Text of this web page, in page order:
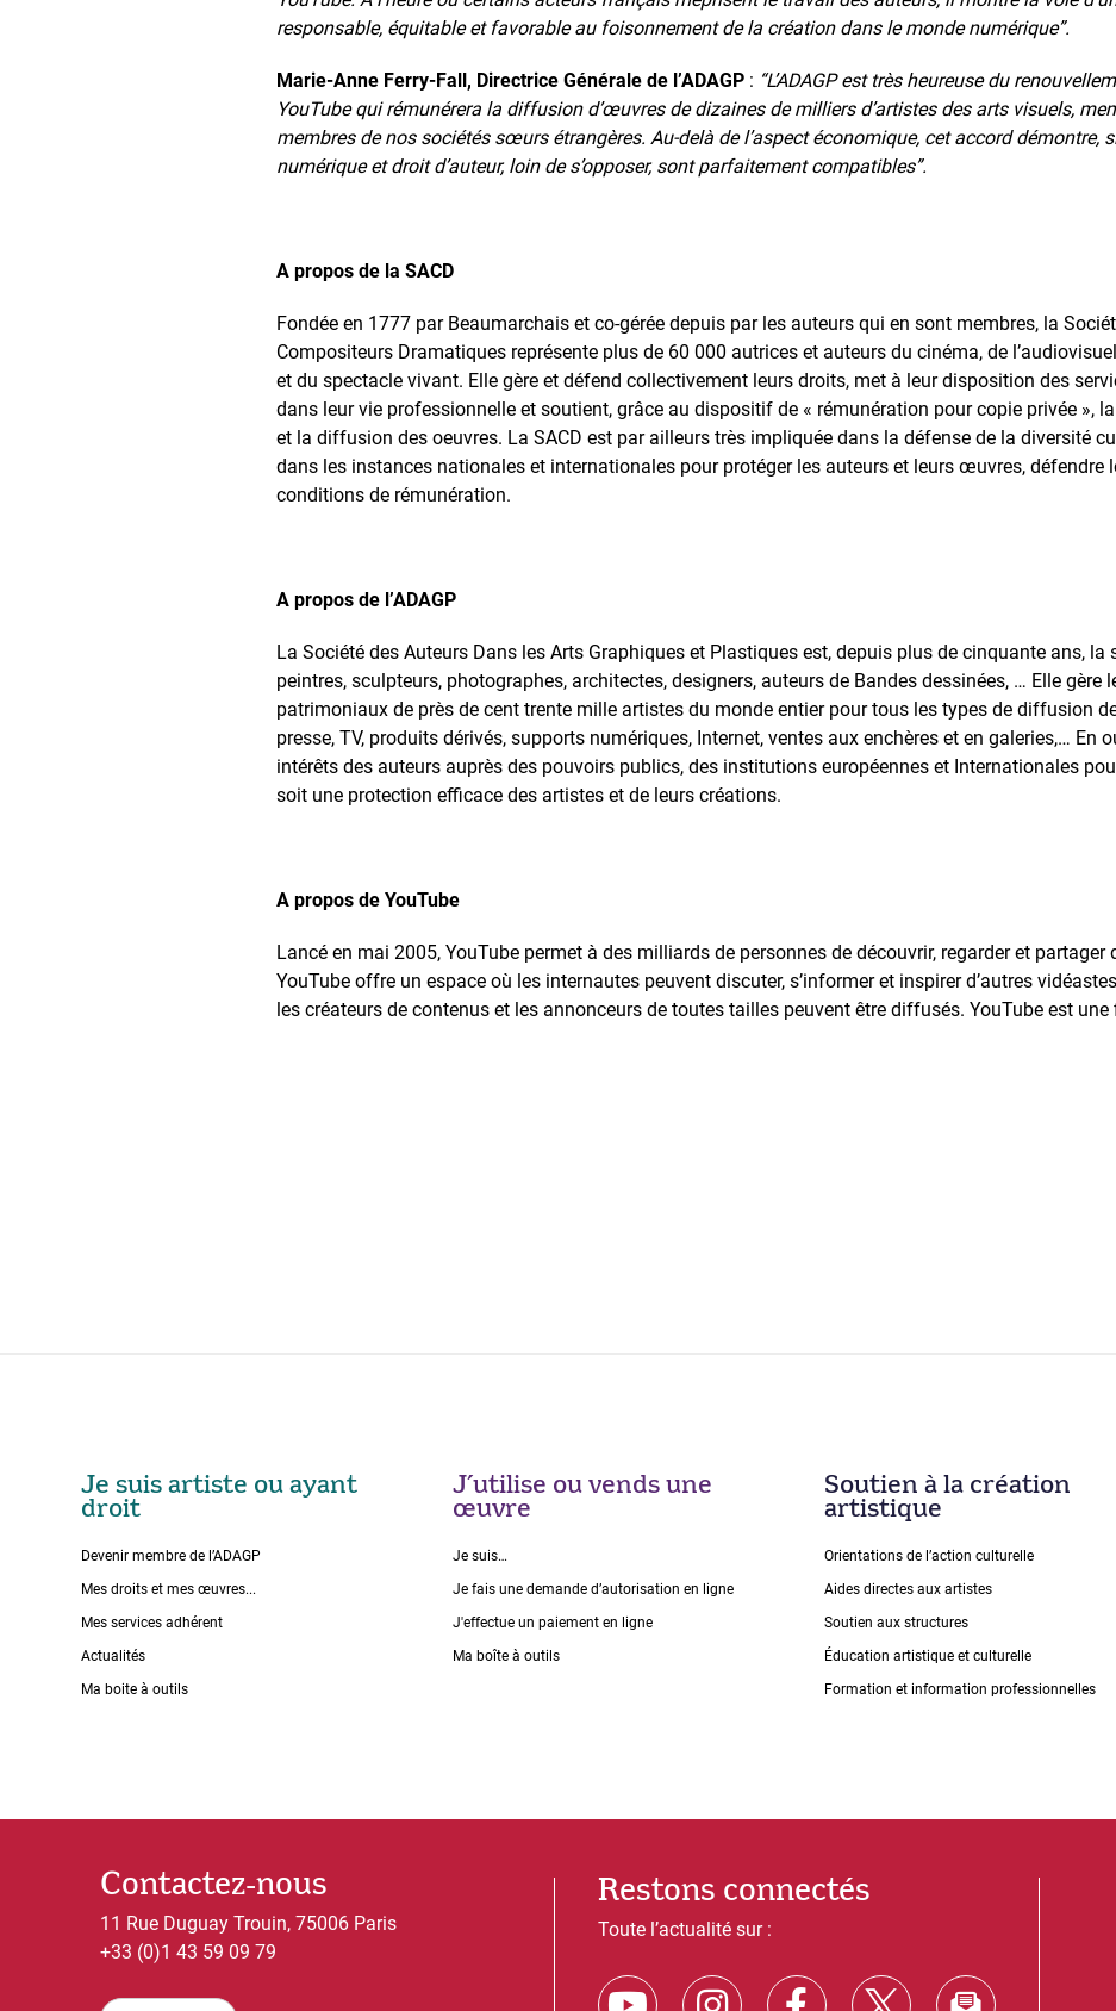
responsable, équitable et favorable au foisonnement de la création dans le monde numérique”.
Marie-Anne Ferry-Fall, Directrice Générale de l’ADAGP : “L’ADAGP est très heureuse du
YouTube qui rémunérera la diffusion d’œuvres de dizaines de milliers d’artistes des arts visuels,
membres de nos sociétés sœurs étrangères. Au-delà de l’aspect économique, cet accord démontre,
numérique et droit d’auteur, loin de s’opposer, sont parfaitement compatibles”.
A propos de la SACD
Fondée en 1777 par Beaumarchais et co-gérée depuis par les auteurs qui en sont membres, la
Compositeurs Dramatiques représente plus de 60 000 autrices et auteurs du cinéma, de
et du spectacle vivant. Elle gère et défend collectivement leurs droits, met à leur disposition des
dans leur vie professionnelle et soutient, grâce au dispositif de « rémunération pour copie privée »,
et la diffusion des oeuvres. La SACD est par ailleurs très impliquée dans la défense de la diversité
dans les instances nationales et internationales pour protéger les auteurs et leurs œuvres, défendre
conditions de rémunération.
A propos de l’ADAGP
La Société des Auteurs Dans les Arts Graphiques et Plastiques est, depuis plus de cinquante ans, la
peintres, sculpteurs, photographes, architectes, designers, auteurs de Bandes dessinées, … Elle gère
patrimoniaux de près de cent trente mille artistes du monde entier pour tous les types de diffusion
presse, TV, produits dérivés, supports numériques, Internet, ventes aux enchères et en galeries,… En
intérêts des auteurs auprès des pouvoirs publics, des institutions européennes et Internationales
soit une protection efficace des artistes et de leurs créations.
A propos de YouTube
Lancé en mai 2005, YouTube permet à des milliards de personnes de découvrir, regarder et partager
YouTube offre un espace où les internautes peuvent discuter, s’informer et inspirer d’autres
les créateurs de contenus et les annonceurs de toutes tailles peuvent être diffusés. YouTube est une
Je suis artiste ou ayant
droit
Devenir membre de l’ADAGP
Mes droits et mes œuvres...
Mes services adhérent
Actualités
Ma boite à outils
J’utilise ou vends une
œuvre
Je suis…
Je fais une demande dʼautorisation en ligne
J'effectue un paiement en ligne
Ma boîte à outils
Soutien à la création
artistique
Orientations de lʼaction culturelle
Aides directes aux artistes
Soutien aux structures
Éducation artistique et culturelle
Formation et information professionnelles
Contactez-nous
11 Rue Duguay Trouin, 75006 Paris
+33 (0)1 43 59 09 79
Restons connectés
Toute l’actualité sur :